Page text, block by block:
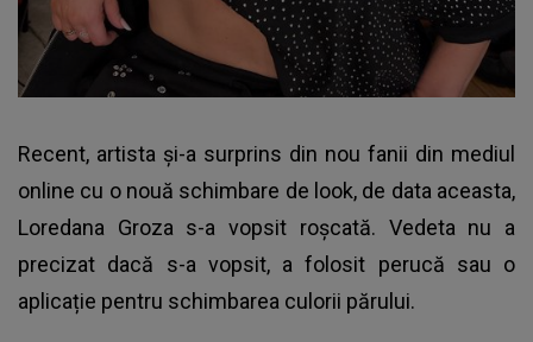
Recent, artista și-a surprins din nou fanii din mediul
online cu o nouă schimbare de look, de data aceasta,
Loredana Groza s-a vopsit roșcată. Vedeta nu a
precizat dacă s-a vopsit, a folosit perucă sau o
aplicație pentru schimbarea culorii părului.